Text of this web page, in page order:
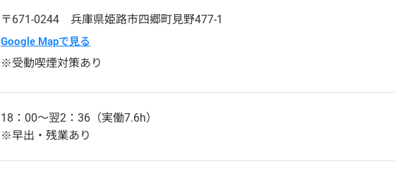
〒671-0244 兵庫県姫路市四郷町見野477-1
Google Mapで見る
※受動喫煙対策あり
18：00～翌2：36（実働7.6h）
※早出・残業あり